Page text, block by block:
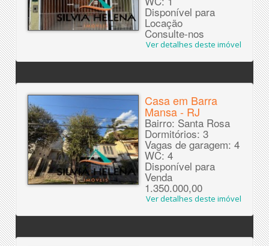
Disponível para
Locação
Consulte-nos
Ver detalhes deste imóvel
Casa em Barra
Mansa - RJ
Bairro: Santa Rosa
Dormitórios: 3
Vagas de garagem: 4
WC: 4
Disponível para
Venda
1.350.000,00
Ver detalhes deste imóvel